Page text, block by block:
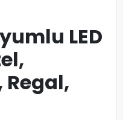
LED
Regal,